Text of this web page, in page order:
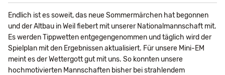
Endlich ist es soweit, das neue Sommermärchen hat begonnen
und der Altbau in Weil fiebert mit unserer Nationalmannschaft mit.
Es werden Tippwetten entgegengenommen und täglich wird der
Spielplan mit den Ergebnissen aktualisiert. Für unsere Mini-EM
meint es der Wettergott gut mit uns. So konnten unsere
hochmotivierten Mannschaften bisher bei strahlendem